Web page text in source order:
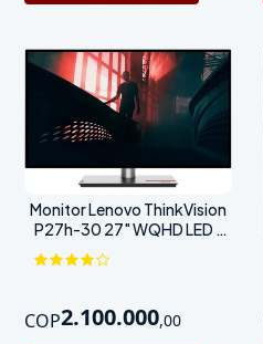
Monitor Lenovo ThinkVision
P27h-30 27" WQHD LED -
COP2.100.000,00